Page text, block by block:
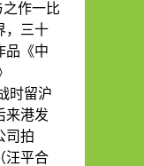
作一比
，三十
品《中
时留沪
来港发
司拍
汪平合